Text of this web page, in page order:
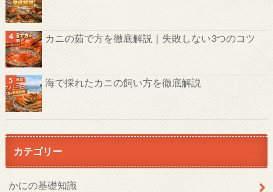
カニの茹で方を徹底解説｜失敗しない3つのコツ
海で採れたカニの飼い方を徹底解説
カテゴリー
かにの基礎知識